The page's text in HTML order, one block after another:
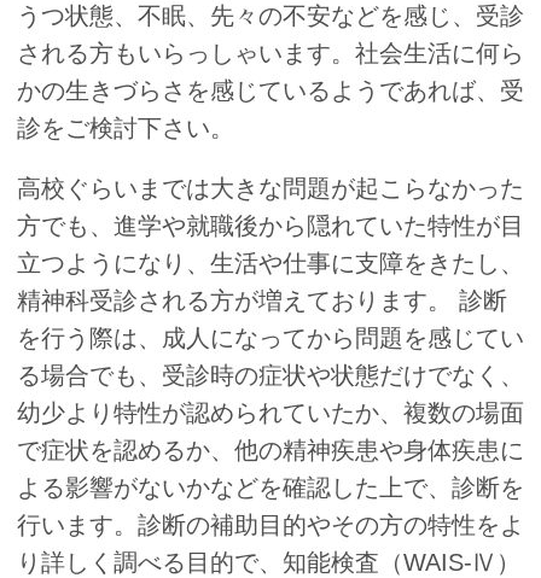
うつ状態、不眠、先々の不安などを感じ、受診
される方もいらっしゃいます。社会生活に何ら
かの生きづらさを感じているようであれば、受
診をご検討下さい。
高校ぐらいまでは大きな問題が起こらなかった
方でも、進学や就職後から隠れていた特性が目
立つようになり、生活や仕事に支障をきたし、
精神科受診される方が増えております。 診断
を行う際は、成人になってから問題を感じてい
る場合でも、受診時の症状や状態だけでなく、
幼少より特性が認められていたか、複数の場面
で症状を認めるか、他の精神疾患や身体疾患に
よる影響がないかなどを確認した上で、診断を
行います。診断の補助目的やその方の特性をよ
り詳しく調べる目的で、知能検査（WAIS-Ⅳ）